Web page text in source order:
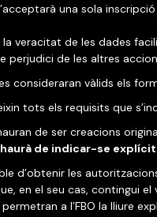
una sola inscripció
la veracitat de les dades
perjudici de les altres
consideraran vàlids els
tots els requisits que
de ser creacions
de indicar-se
d’obtenir les
en el seu cas, contingui
a l’FBO la lliure